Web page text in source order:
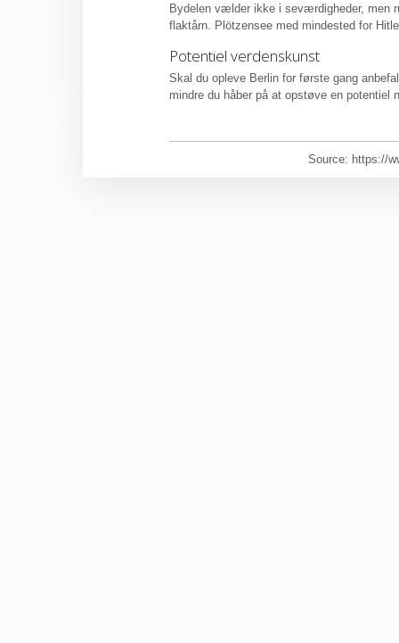
Bydelen vælder ikke i seværdigheder, men
flaktårn. Plötzensee med mindested for
Potentiel verdenskunst
Skal du opleve Berlin for første gang
mindre du håber på at opstøve en potentiel
Source: https://